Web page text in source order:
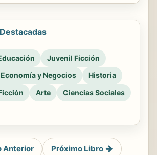
Juvenil Ficción
Economía y Negocios
Historia
Arte
Ciencias Sociales
Anterior Próximo Libro